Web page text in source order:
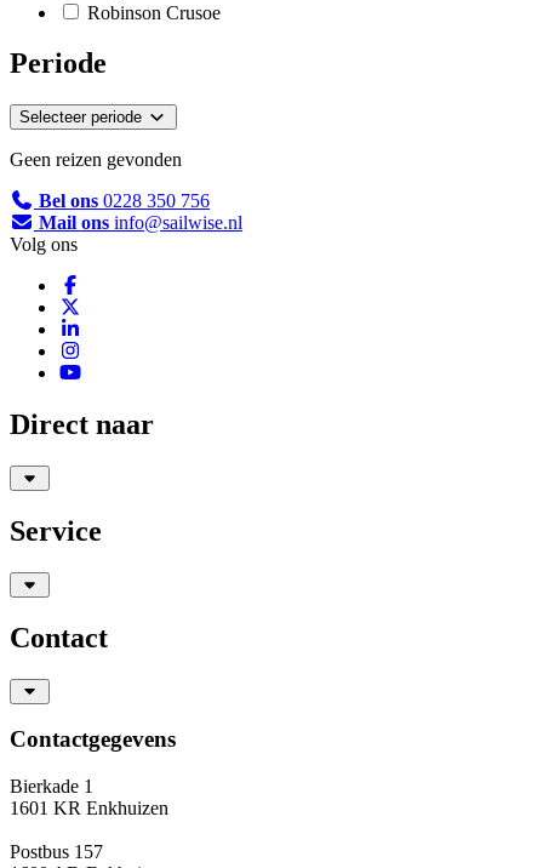
Robinson Crusoe
Periode
Selecteer periode
Geen reizen gevonden
Bel ons 0228 350 756
Mail ons info@sailwise.nl
Volg ons
Direct naar
Service
Contact
Contactgegevens
Bierkade 1
1601 KR Enkhuizen
Postbus 157